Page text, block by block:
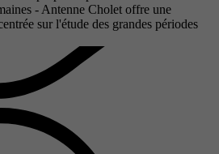
- Antenne Cholet offre une
sur l'étude des grandes périodes